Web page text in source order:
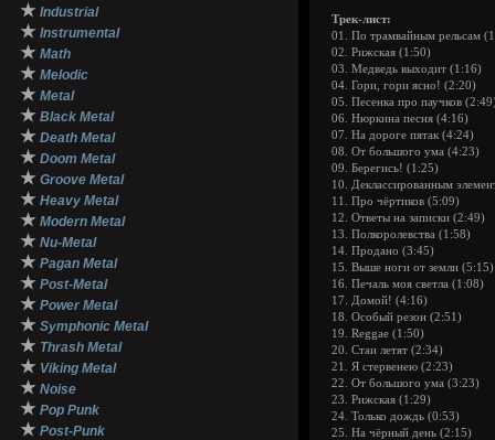
★ Industrial
★ Instrumental
★ Math
★ Melodic
★ Metal
★ Black Metal
★ Death Metal
★ Doom Metal
★ Groove Metal
★ Heavy Metal
★ Modern Metal
★ Nu-Metal
★ Pagan Metal
★ Post-Metal
★ Power Metal
★ Symphonic Metal
★ Thrash Metal
★ Viking Metal
★ Noise
★ Pop Punk
★ Post-Punk
Трек-лист:
01. По трамвайным рельсам
02. Рижская (1:50)
03. Медведь выходит (1:16)
04. Гори, гори ясно! (2:20)
05. Песенка про паучков
06. Нюркина песня (4:16)
07. На дороге пятак (4:24)
08. От большого ума (4:23)
09. Берегись! (1:25)
10. Деклассированным
11. Про чёртиков (5:09)
12. Ответы на записки (2:49)
13. Полкоролевства (1:58)
14. Продано (3:45)
15. Выше ноги от земли (5:15)
16. Печаль моя светла (1:08)
17. Домой! (4:16)
18. Особый резон (2:51)
19. Reggae (1:50)
20. Стаи летят (2:34)
21. Я стервенею (2:23)
22. От большого ума (3:23)
23. Рижская (1:29)
24. Только дождь (0:53)
25. На чёрный день (2:15)